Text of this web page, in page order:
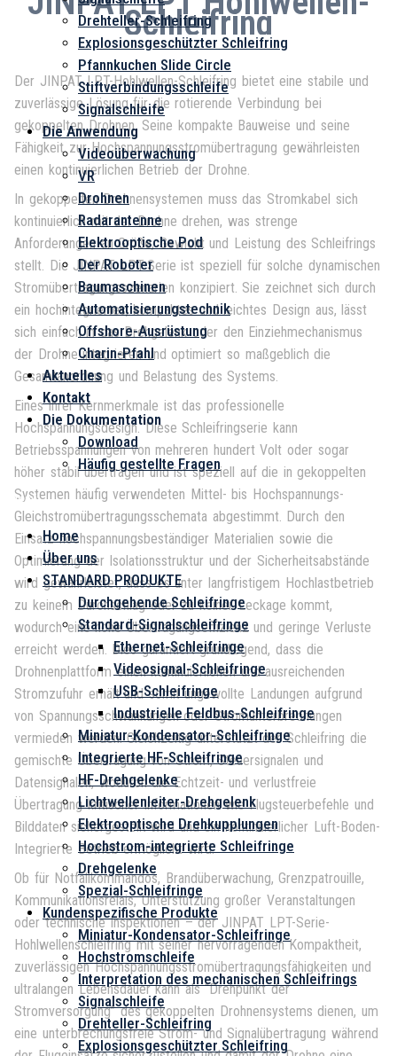
Drehteller-Schleifring
Explosionsgeschützter Schleifring
Pfannkuchen Slide Circle
Stiftverbindungsschleife
Signalschleife
Die Anwendung
Videoüberwachung
VR
Drohnen
Radarantenne
Elektrooptische Pod
Der Roboter
Baumaschinen
Automatisierungstechnik
Offshore-Ausrüstung
Charin-Pfahl
Aktuelles
Kontakt
Die Dokumentation
Download
Häufig gestellte Fragen
Menü
Home
Über uns
STANDARD PRODUKTE
Durchgehende Schleifringe
Standard-Signalschleifringe
Ethernet-Schleifringe
Videosignal-Schleifringe
USB-Schleifringe
Industrielle Feldbus-Schleifringe
Miniatur-Kondensator-Schleifringe
Integrierte HF-Schleifringe
HF-Drehgelenke
Lichtwellenleiter-Drehgelenk
Elektrooptische Drehkupplungen
Hochstrom-integrierte Schleifringe
Drehgelenke
Spezial-Schleifringe
Kundenspezifische Produkte
Miniatur-Kondensator-Schleifringe
Hochstromschleife
Interpretation des mechanischen Schleifrings
Signalschleife
Drehteller-Schleifring
Explosionsgeschützter Schleifring
Schleifring
Der JINPAT LPT-Hohlwellen-Schleifring bietet eine stabile und
zuverlässige Lösung für die rotierende Verbindung bei
gekoppelten Drohnen. Seine kompakte Bauweise und seine
Fähigkeit zur Hochspannungsstromübertragung gewährleisten
einen kontinuierlichen Betrieb der Drohne.
In gekoppelten Drohnensystemen muss das Stromkabel sich
kontinuierlich mit der Drohne drehen, was strenge
Anforderungen an Größe, Gewicht und Leistung des Schleifrings
stellt. Die JINPAT LPT-Serie ist speziell für solche dynamischen
Stromübertragungsszenarien konzipiert. Sie zeichnet sich durch
ein hochintegriertes, kompaktes und leichtes Design aus, lässt
sich einfach in das Drehgelenk oder den Einziehmechanismus
der Drohne integrieren und optimiert so maßgeblich die
Gesamtanordnung und Belastung des Systems.
Eines ihrer Kernmerkmale ist das professionelle
Hochspannungsdesign. Diese Schleifringserie kann
Betriebsspannungen von mehreren hundert Volt oder sogar
höher stabil übertragen und ist speziell auf die in gekoppelten
Systemen häufig verwendeten Mittel- bis Hochspannungs-
Gleichstromübertragungsschemata abgestimmt. Durch den
Einsatz hochspannungsbeständiger Materialien sowie die
Optimierung der Isolationsstruktur und der Sicherheitsabstände
wird gewährleistet, dass es unter langfristigem Hochlastbetrieb
zu keinem Durchschlag oder zu keiner Leckage kommt,
wodurch eine hohe Übertragungseffizienz und geringe Verluste
erreicht werden. Dies garantiert grundlegend, dass die
Drohnenplattform einen kontinuierlichen und ausreichenden
Stromzufuhr erhält und somit ungewollte Landungen aufgrund
von Spannungsschwankungen oder Stromunterbrechungen
vermieden werden. Gleichzeitig unterstützt der Schleifring die
gemischte Übertragung von Strom, Steuersignalen und
Datensignalen, wodurch die Echtzeit- und verlustfreie
Übertragung kritischer Informationen wie Flugsteuerbefehle und
Bilddaten sichergestellt wird und ein kontinuierlicher Luft-Boden-
Integrierte Betrieb ermöglicht wird.
Ob für Notfallkommandos, Brandüberwachung, Grenzpatrouille,
Kommunikationsrelais, Unterstützung großer Veranstaltungen
oder technische Inspektionen – der JINPAT LPT-Serie-
Hohlwellenschleifring mit seiner hervorragenden Kompaktheit,
zuverlässigen Hochspannungsstromübertragungsfähigkeiten und
ultralangen Lebensdauer kann als “Drehpunkt der
Stromversorgung” des gekoppelten Drohnensystems dienen, um
eine unterbrechungsfreie Strom- und Signalübertragung während